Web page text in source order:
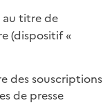
titre de
(dispositif «
des souscriptions
de presse